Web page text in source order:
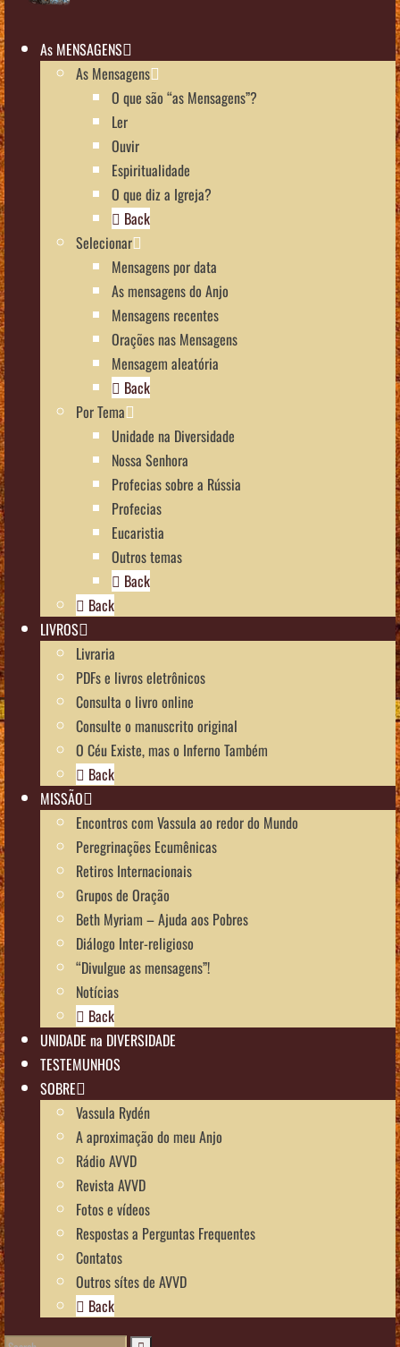
As MENSAGENS
As Mensagens
O que são “as Mensagens”?
Ler
Ouvir
Espiritualidade
O que diz a Igreja?
Back
Selecionar
Mensagens por data
As mensagens do Anjo
Mensagens recentes
Orações nas Mensagens
Mensagem aleatória
Back
Por Tema
Unidade na Diversidade
Nossa Senhora
Profecias sobre a Rússia
Profecias
Eucaristia
Outros temas
Back
Back
LIVROS
Livraria
PDFs e livros eletrônicos
Consulta o livro online
Consulte o manuscrito original
O Céu Existe, mas o Inferno Também
Back
MISSÃO
Encontros com Vassula ao redor do Mundo
Peregrinações Ecumênicas
Retiros Internacionais
Grupos de Oração
Beth Myriam – Ajuda aos Pobres
Diálogo Inter-religioso
“Divulgue as mensagens”!
Notícias
Back
UNIDADE na DIVERSIDADE
TESTEMUNHOS
SOBRE
Vassula Rydén
A aproximação do meu Anjo
Rádio AVVD
Revista AVVD
Fotos e vídeos
Respostas a Perguntas Frequentes
Contatos
Outros sítes de AVVD
Back